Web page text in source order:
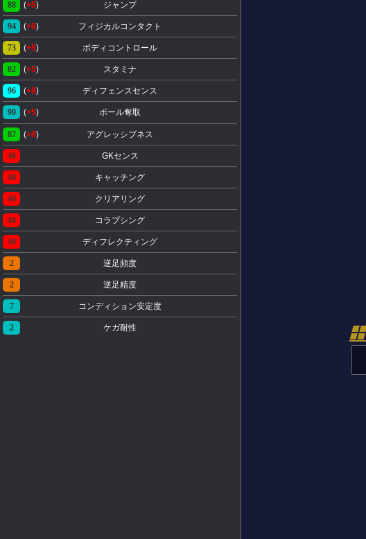
88 (+5) ジャンプ
94 (+8) フィジカルコンタクト
73 (+5) ボディコントロール
82 (+5) スタミナ
96 (+8) ディフェンスセンス
90 (+5) ボール奪取
87 (+8) アグレッシブネス
40 GKセンス
40 キャッチング
40 クリアリング
40 コラプシング
40 ディフレクティング
2 逆足頻度
2 逆足精度
7 コンディション安定度
2 ケガ耐性